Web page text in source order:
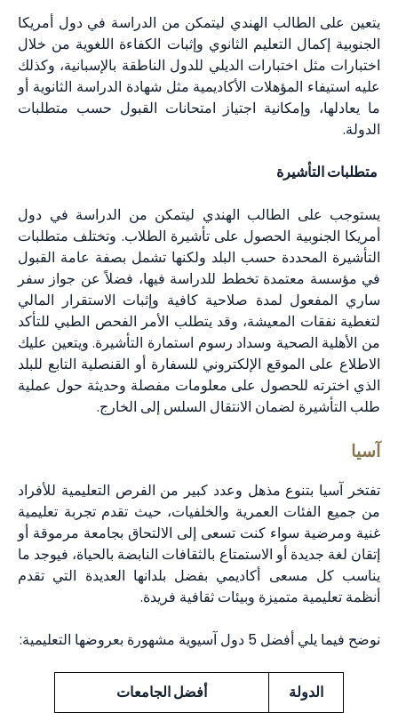
يتعين على الطالب الهندي ليتمكن من الدراسة في دول أمريكا
الجنوبية إكمال التعليم الثانوي وإثبات الكفاءة اللغوية من خلال
اختبارات مثل اختبارات الديلي للدول الناطقة بالإسبانية، وكذلك
عليه استيفاء المؤهلات الأكاديمية مثل شهادة الدراسة الثانوية أو
ما يعادلها، وإمكانية اجتياز امتحانات القبول حسب متطلبات
الدولة.
متطلبات التأشيرة
يستوجب على الطالب الهندي ليتمكن من الدراسة في دول
أمريكا الجنوبية الحصول على تأشيرة الطلاب. وتختلف متطلبات
التأشيرة المحددة حسب البلد ولكنها تشمل بصفة عامة القبول
في مؤسسة معتمدة تخطط للدراسة فيها، فضلاً عن جواز سفر
ساري المفعول لمدة صلاحية كافية وإثبات الاستقرار المالي
لتغطية نفقات المعيشة، وقد يتطلب الأمر الفحص الطبي للتأكد
من الأهلية الصحية وسداد رسوم استمارة التأشيرة. ويتعين عليك
الاطلاع على الموقع الإلكتروني للسفارة أو القنصلية التابع للبلد
الذي اخترته للحصول على معلومات مفصلة وحديثة حول عملية
طلب التأشيرة لضمان الانتقال السلس إلى الخارج.
آسيا
تفتخر آسيا بتنوع مذهل وعدد كبير من الفرص التعليمية للأفراد
من جميع الفئات العمرية والخلفيات، حيث تقدم تجربة تعليمية
غنية ومرضية سواء كنت تسعى إلى الالتحاق بجامعة مرموقة أو
إتقان لغة جديدة أو الاستمتاع بالثقافات النابضة بالحياة، فيوجد ما
يناسب كل مسعى أكاديمي بفضل بلدانها العديدة التي تقدم
أنظمة تعليمية متميزة وبيئات ثقافية فريدة.
نوضح فيما يلي أفضل 5 دول آسيوية مشهورة بعروضها التعليمية:
الدولة أفضل الجامعات